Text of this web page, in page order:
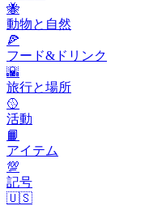
🐝
動物と自然
🍕
フード&ドリンク
🌇
旅行と場所
🥎
活動
📙
アイテム
💯
記号
🇺🇸